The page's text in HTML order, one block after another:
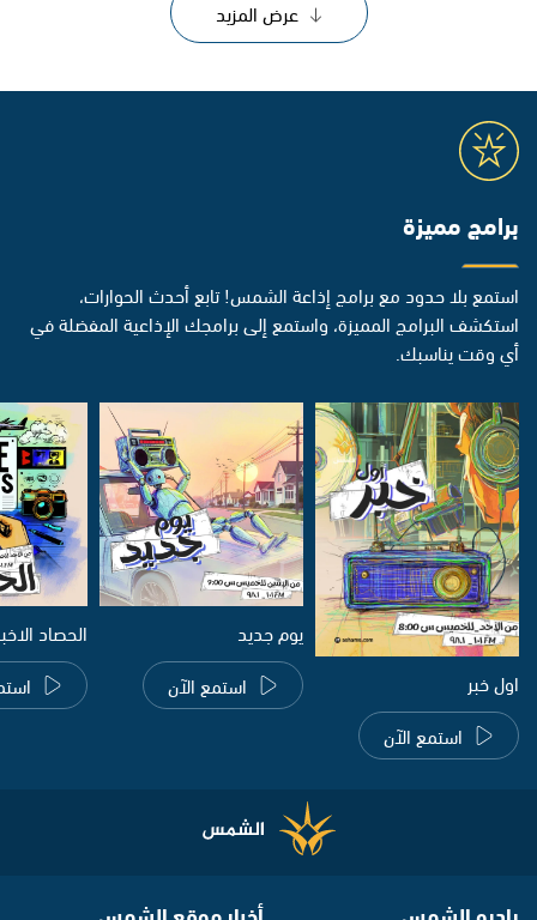
عرض المزيد
برامج مميزة
استمع بلا حدود مع برامج إذاعة الشمس! تابع أحدث الحوارات،
استكشف البرامج المميزة، واستمع إلى برامجك الإذاعية المفضلة في
أي وقت يناسبك.
اول خبر
استمع الآن
يوم جديد
استمع الآن
الحصاد